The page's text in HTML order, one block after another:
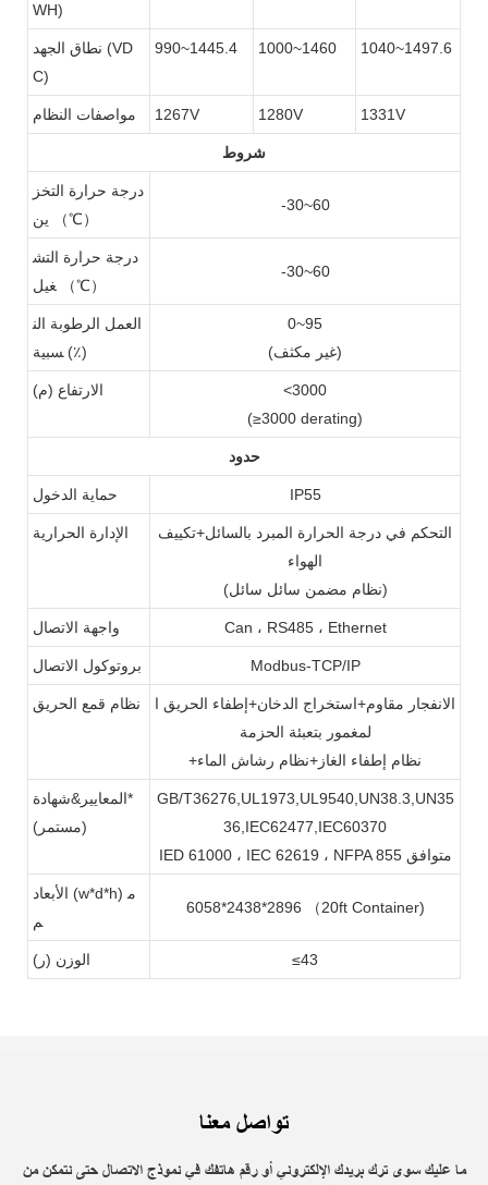
WH)
نطاق الجهد (VD
C)
990~1445.4 1000~1460 1040~1497.6
مواصفات النظام 1267V 1280V 1331V
شروط
درجة حرارة التخز
ين （℃）
-30~60
درجة حرارة التش
غيل （℃）
-30~60
العمل الرطوبة الن
سبية (٪)
0~95
(غير مكثف)
الارتفاع (م)
<3000
(≥3000 derating)
حدود
حماية الدخول IP55
الإدارة الحرارية
التحكم في درجة الحرارة المبرد بالسائل+تكييف
الهواء
(نظام مضمن سائل سائل)
واجهة الاتصال Can ، RS485 ، Ethernet
بروتوكول الاتصال Modbus-TCP/IP
نظام قمع الحريق
الانفجار مقاوم+استخراج الدخان+إطفاء الحريق ا
لمغمور بتعبئة الحزمة
+نظام إطفاء الغاز+نظام رشاش الماء
المعايير&شهادة*
(مستمر)
GB/T36276,UL1973,UL9540,UN38.3,UN35
36,IEC62477,IEC60370
IED 61000 ، IEC 62619 ، NFPA 855 متوافق
الأبعاد (w*d*h) م
م
6058*2438*2896 （20ft Container)
الوزن (ر) ≤43
تواصل معنا
ما عليك سوى ترك بريدك الإلكتروني أو رقم هاتفك في نموذج الاتصال حتى نتمكن من